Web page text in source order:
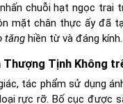
chuỗi hạt ngọc trai
mặt chân thực ấy đã
tănghiền từ và đáng kính.
Thượng Tịnh Không
tác phẩm sử dụng
rực rỡ. Bố cục được